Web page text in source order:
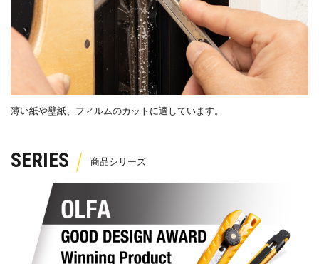
薄い紙や壁紙、フィルムのカットに適しています。
SERIES